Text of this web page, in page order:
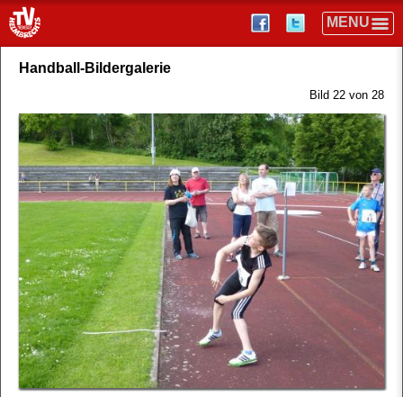
Handball-Bildergalerie
Bild 22 von 28